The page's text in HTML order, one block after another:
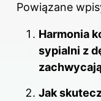
c
e
b
o
o
er
e
st
Powiązane
Harmonia
sypialni z
Jak